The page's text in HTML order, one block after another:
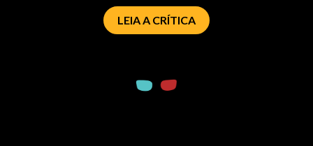
LEIA A CRÍTICA